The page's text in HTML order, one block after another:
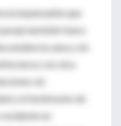
impensable que
también fuera
sana y sin
con otra
sin
y el testimonio de
en